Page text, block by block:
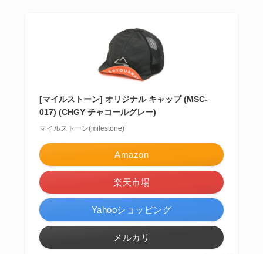
[マイルストーン] オリジナル キャップ (MSC-
017) (CHGY チャコールグレー)
マイルストーン(milestone)
Amazon
楽天市場
Yahooショッピング
メルカリ